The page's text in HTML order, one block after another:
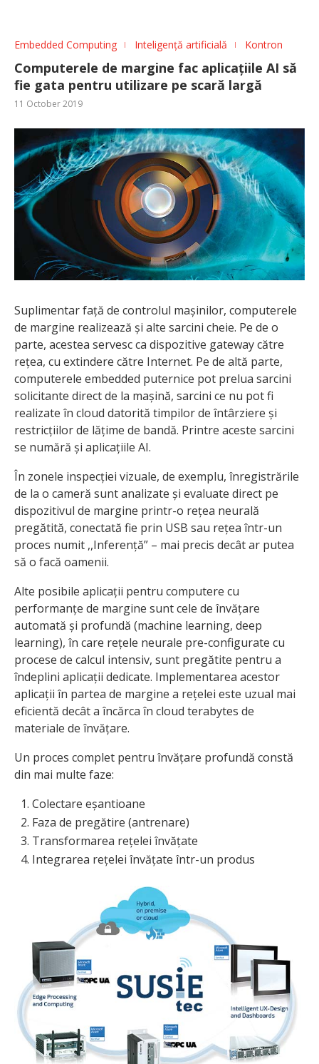
Embedded Computing Inteligență artificială Kontron
Computerele de margine fac aplicațiile AI să
fie gata pentru utilizare pe scară largă
11 October 2019
Suplimentar față de controlul mașinilor, computerele
de margine realizează și alte sarcini cheie. Pe de o
parte, acestea servesc ca dispozitive gateway către
rețea, cu extindere către Internet. Pe de altă parte,
computerele embedded puternice pot prelua sarcini
solicitante direct de la mașină, sarcini ce nu pot fi
realizate în cloud datorită timpilor de întârziere și
restricțiilor de lățime de bandă. Printre aceste sarcini
se numără și aplicațiile AI.
În zonele inspecției vizuale, de exemplu, înregistrările
de la o cameră sunt analizate și evaluate direct pe
dispozitivul de margine printr-o rețea neurală
pregătită, conectată fie prin USB sau rețea într-un
proces numit ,,Inferență” – mai precis decât ar putea
să o facă oamenii.
Alte posibile aplicații pentru computere cu
performanțe de margine sunt cele de învățare
automată și profundă (machine learning, deep
learning), în care rețele neurale pre-configurate cu
procese de calcul intensiv, sunt pregătite pentru a
îndeplini aplicații dedicate. Implementarea acestor
aplicații în partea de margine a rețelei este uzual mai
eficientă decât a încărca în cloud terabytes de
materiale de învățare.
Un proces complet pentru învățare profundă constă
din mai multe faze:
Colectare eșantioane
Faza de pregătire (antrenare)
Transformarea rețelei învățate
Integrarea rețelei învățate într-un produs